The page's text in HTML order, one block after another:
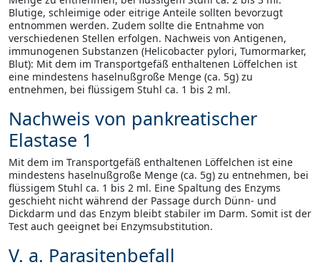
Blutige, schleimige oder eitrige Anteile sollten bevorzugt
entnommen werden. Zudem sollte die Entnahme von
verschiedenen Stellen erfolgen. Nachweis von Antigenen,
immunogenen Substanzen (Helicobacter pylori, Tumormarker,
Blut): Mit dem im Transportgefäß enthaltenen Löffelchen ist
eine mindestens haselnußgroße Menge (ca. 5g) zu
entnehmen, bei flüssigem Stuhl ca. 1 bis 2 ml.
Nachweis von pankreatischer
Elastase 1
Mit dem im Transportgefäß enthaltenen Löffelchen ist eine
mindestens haselnußgroße Menge (ca. 5g) zu entnehmen, bei
flüssigem Stuhl ca. 1 bis 2 ml. Eine Spaltung des Enzyms
geschieht nicht während der Passage durch Dünn- und
Dickdarm und das Enzym bleibt stabiler im Darm. Somit ist der
Test auch geeignet bei Enzymsubstitution.
V. a. Parasitenbefall